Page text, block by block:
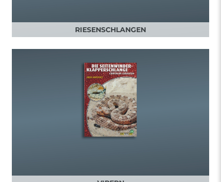
RIESENSCHLANGEN